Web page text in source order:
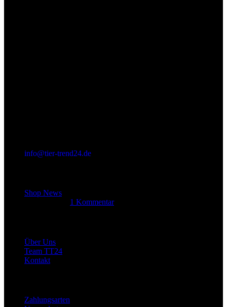
info@tier-trend24.de
Shop News
1 Kommentar
Über Uns
Team TT24
Kontakt
Zahlungsarten